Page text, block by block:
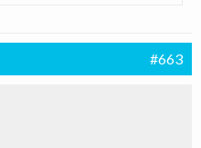
#663